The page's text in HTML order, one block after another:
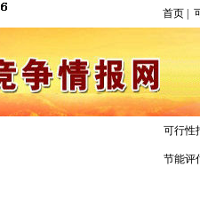
首页
可行性
节能评